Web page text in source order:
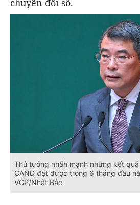
Thủ tướng nhấn mạnh những kết
CAND đạt được trong 6 tháng đầu
VGP/Nhật Bắc